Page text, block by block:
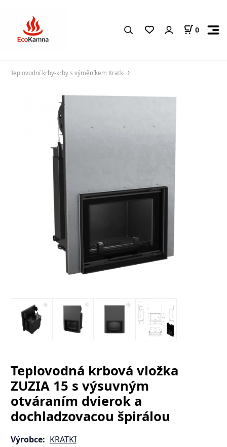
0
Teplovodní krby-krby s výměníkem Kratki
Teplovodná krbová vložka
ZUZIA 15 s výsuvným
otváraním dvierok a
dochladzovacou špirálou
Výrobce: KRATKI